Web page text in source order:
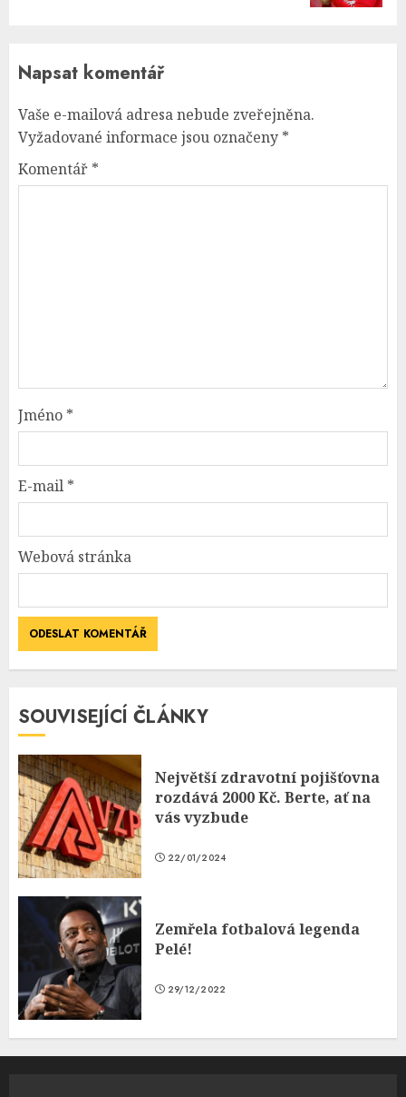
Napsat komentář
Vaše e-mailová adresa nebude zveřejněna.
Vyžadované informace jsou označeny *
Komentář *
Jméno *
E-mail *
Webová stránka
SOUVISEJÍCÍ ČLÁNKY
Největší zdravotní pojišťovna
rozdává 2000 Kč. Berte, ať na
vás vyzbude
22/01/2024
Zemřela fotbalová legenda
Pelé!
29/12/2022